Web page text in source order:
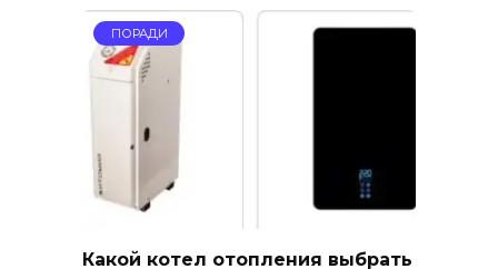
ПОРАДИ
Какой котел отопления выбрать